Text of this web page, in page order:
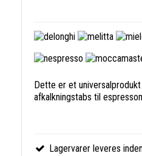
Dette er et
afkalkningstabs til
Lagervarer leveres